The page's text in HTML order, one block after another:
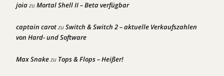
joiazuMortal Shell II – Beta verfügbar
captain carotzuSwitch & Switch 2 – aktuelle Verkaufszahlen
von Hard- und Software
Max Snakezu Tops & Flops – Heißer!